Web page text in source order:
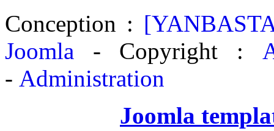
Conception :
Joomla - Copyright :
- Administration
Joomla